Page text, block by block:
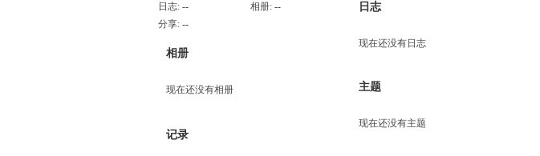
日志: -- 相册: --
分享: --
相册
现在还没有相册
记录
日志
现在还没有日志
主题
现在还没有主题